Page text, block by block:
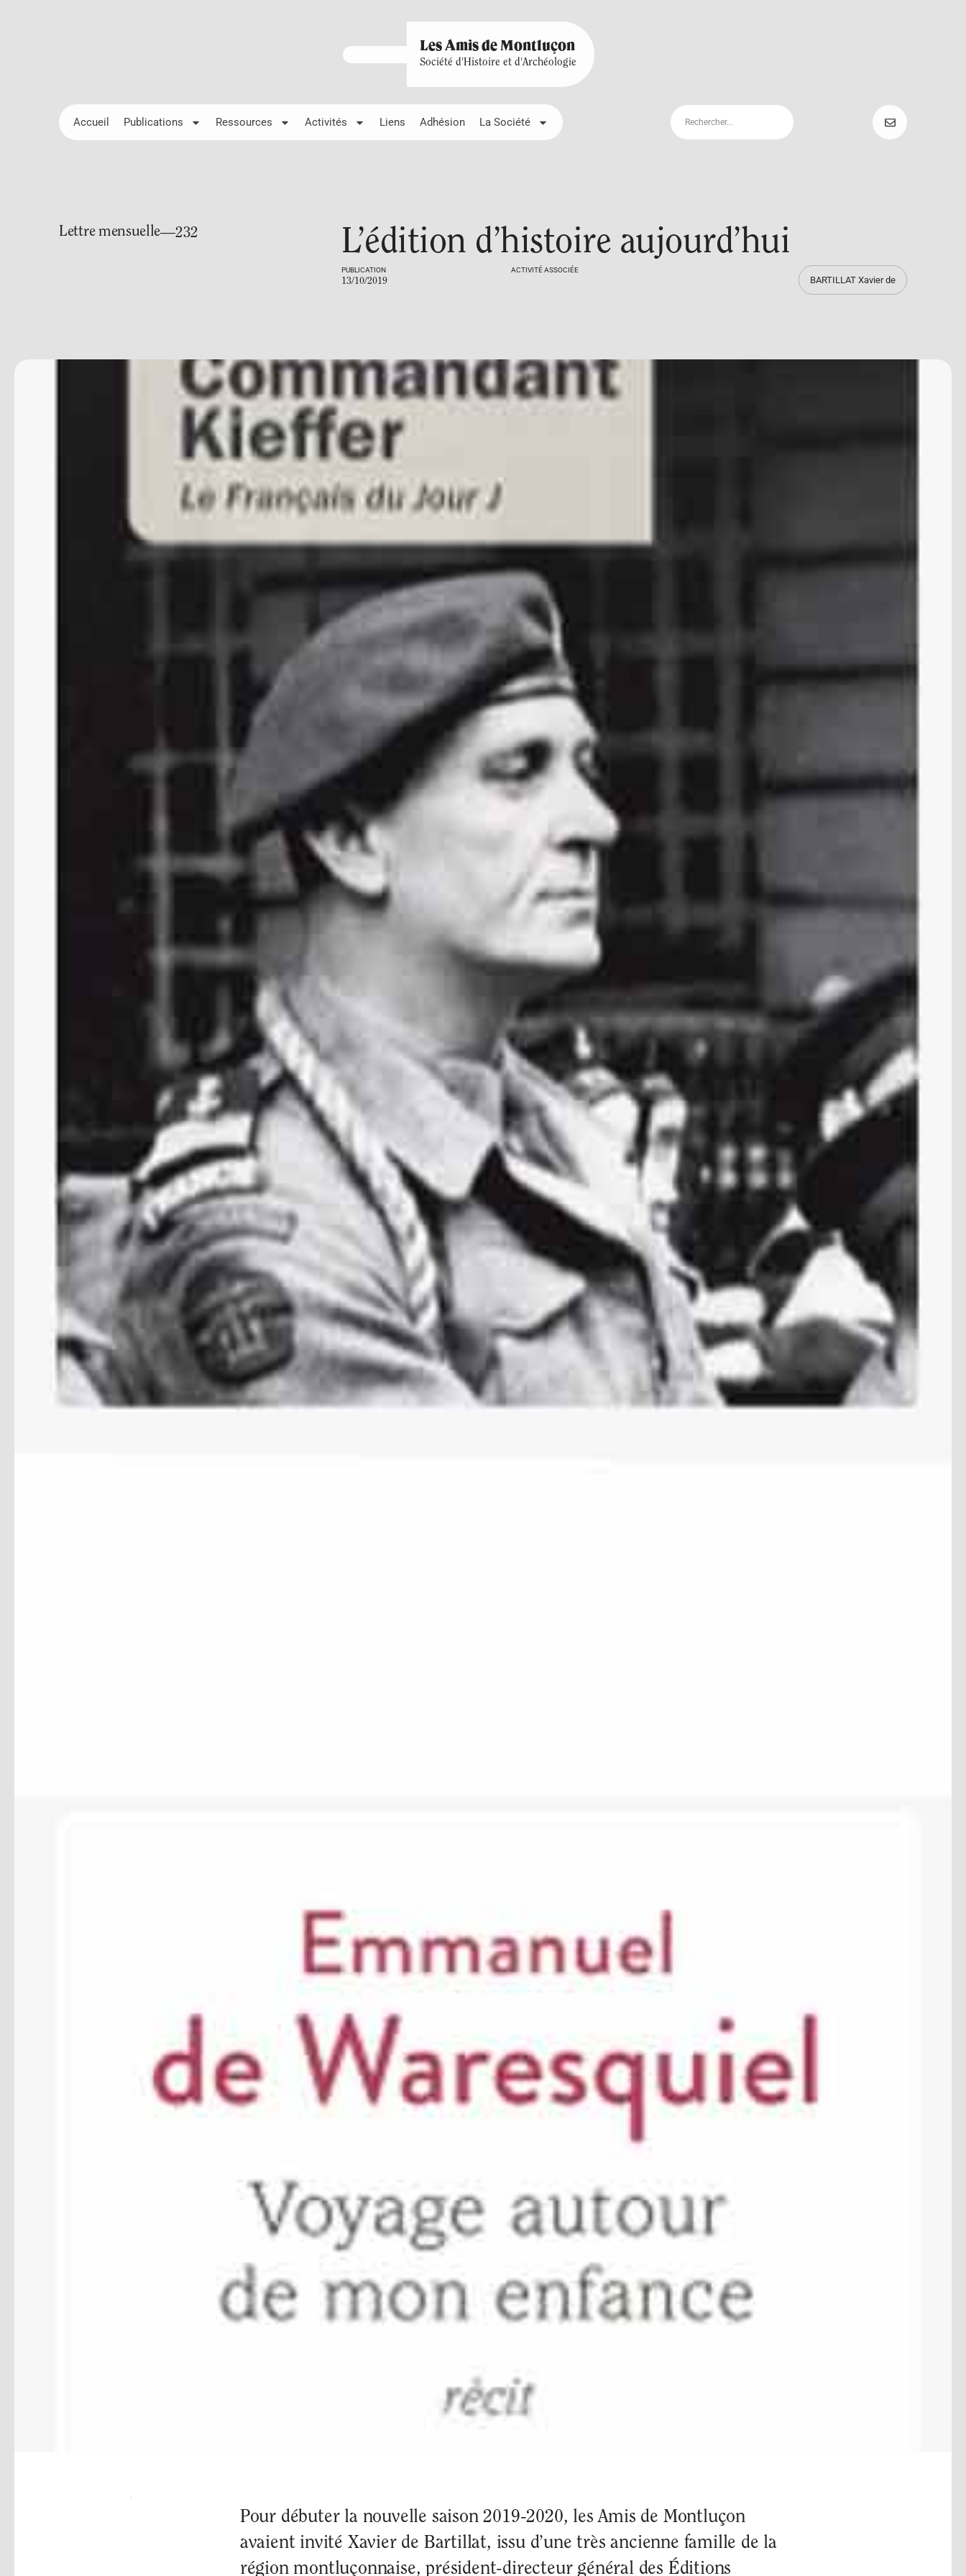
Les Amis de Montluçon
Société d'Histoire et d'Archéologie
Accueil Publications Ressources Activités Liens Adhésion La Société
Lettre mensuelle—232 L’édition d’histoire aujourd’hui
PUBLICATION
13/10/2019
ACTIVITÉ ASSOCIÉE
BARTILLAT Xavier de
Pour débuter la nouvelle saison 2019-2020, les Amis de Montluçon
avaient invité Xavier de Bartillat, issu d’une très ancienne famille de la
région montluçonnaise, président-directeur général des Éditions